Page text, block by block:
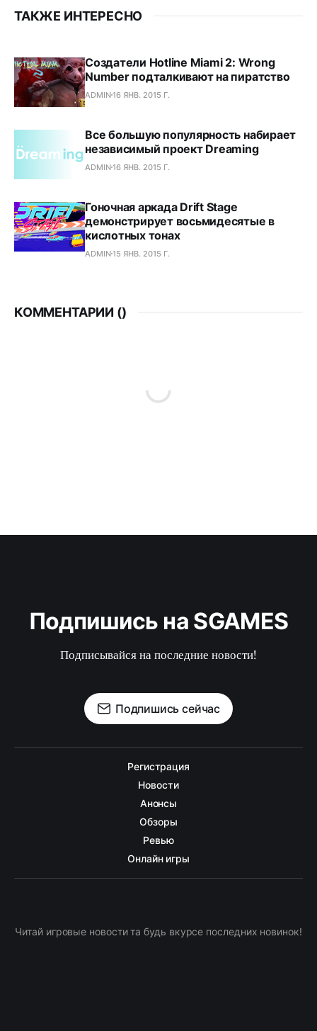
ТАКЖЕ ИНТЕРЕСНО
Создатели Hotline Miami 2: Wrong
Number подталкивают на пиратство
ADMIN16 ЯНВ. 2015 Г.
Все большую популярность набирает
независимый проект Dreaming
ADMIN16 ЯНВ. 2015 Г.
Гоночная аркада Drift Stage
демонстрирует восьмидесятые в
кислотных тонах
ADMIN15 ЯНВ. 2015 Г.
КОММЕНТАРИИ ()
Подпишись на SGAMES
Подписывайся на последние новости!
Подпишись сейчас
Регистрация
Новости
Анонсы
Обзоры
Ревью
Онлайн игры
Читай игровые новости та будь вкурсе последних новинок!